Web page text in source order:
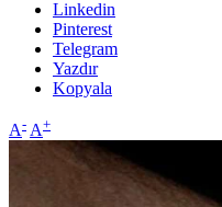
Linkedin
Pinterest
Telegram
Yazdır
Kopyala
A- A+